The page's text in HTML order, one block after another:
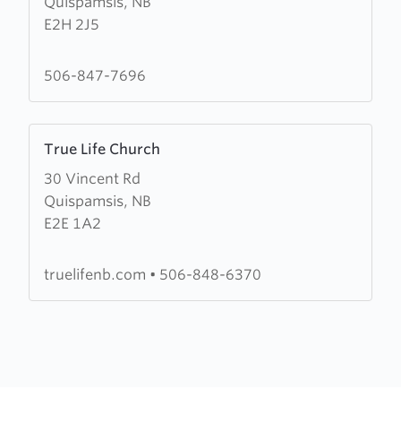
E2H 2J5
James
Less
506-847-7696
True Life Church
30 Vincent Rd
Quispamsis, NB
E2E 1A2
more
about
True
Life
truelifenb.com • 506-848-6370